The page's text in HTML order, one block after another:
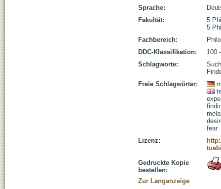
Sprache:
Fakultät:
5
5
Fachbereich:
DDC-Klassifikation:
100
Schlagworte:
Freie Schlagwörter:
fear
Lizenz:
Gedruckte Kopie
bestellen:
Zur Langanzeige